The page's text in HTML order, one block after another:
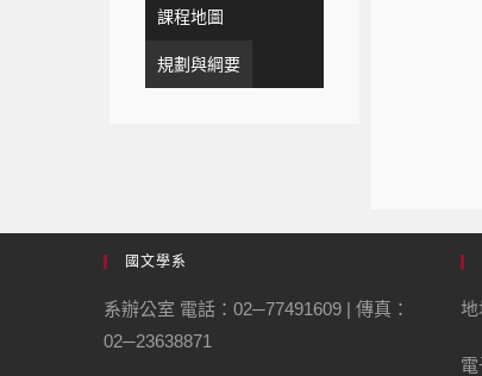
課程地圖
規劃與綱要
國文學系
系辦公室 電話：02─77491609 | 傳真：
02─23638871
地
電